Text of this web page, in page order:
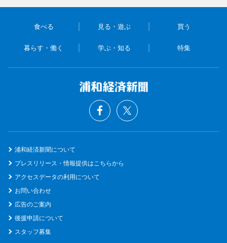
食べる 見る・遊ぶ 買う
暮らす・働く 学ぶ・知る 特集
浦和経済新聞について
プレスリリース・情報提供はこちらから
アクセスデータの利用について
お問い合わせ
広告のご案内
後援申請について
スタッフ募集